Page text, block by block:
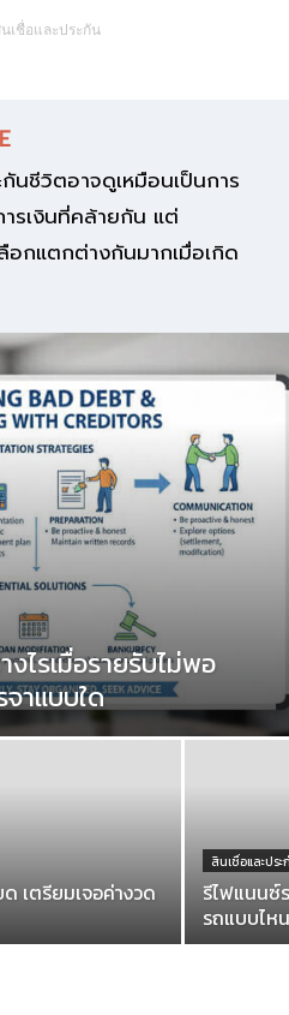
เชื่อและประกัน
กันชีวิตอาจดูเหมือนเป็นการ
รเงินที่คล้ายกัน แต่
อกแตกต่างกันมากเมื่อเกิด
งไรเมื่อรายรับไม่พอ
จาแบบใด
เตรียมเจอค่างวด
สินเชื่อและปร
รีไฟแนนซ์
รถแบบไห